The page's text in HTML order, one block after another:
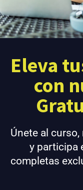
Eleva
con
Únete al
y participa
completas